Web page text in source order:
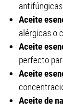
Aceite
alérgicas o
Aceite
perfecto
Aceite
Aceite de